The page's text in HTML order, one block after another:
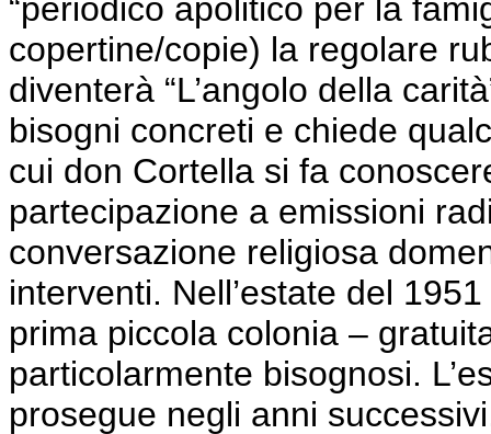
“periodico apolitico per la
copertine/copie) la regolare
diventerà “L’angolo della
bisogni concreti e chiede
cui don Cortella si fa
partecipazione a emissioni
conversazione religiosa
interventi. Nell’estate del 1951
prima piccola colonia –
particolarmente bisognosi.
prosegue negli anni